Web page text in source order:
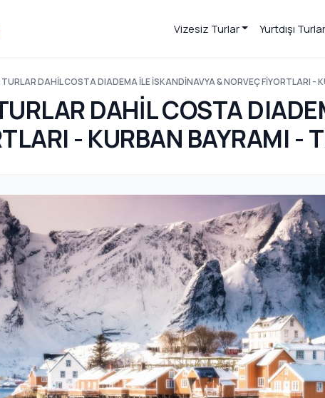
Vizesiz Turlar Yurtdışı Turlar
DAHİL COSTA DIADEMA İLE İSKANDİNAVYA & NORVEÇ FİYORTLARI -
DAHİL COSTA
- KURBAN BAYRAMI -